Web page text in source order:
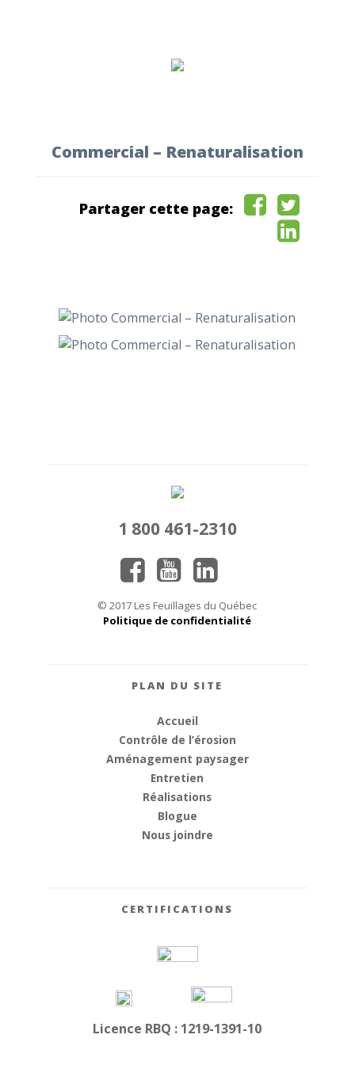
Commercial – Renaturalisation
Partager cette page:
1 800 461-2310
© 2017 Les Feuillages du Québec
Politique de confidentialité
PLAN DU SITE
Accueil
Contrôle de l’érosion
Aménagement paysager
Entretien
Réalisations
Blogue
Nous joindre
CERTIFICATIONS
Licence RBQ : 1219-1391-10